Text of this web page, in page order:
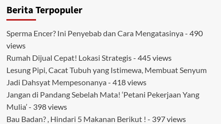
0203/Langkat
,Pembukaan
Capai
Persen
Berita Terpopuler
Sperma Encer? Ini Penyebab dan Cara Mengatasinya - 490
views
Rumah Dijual Cepat! Lokasi Strategis- 445 views
Lesung Pipi, Cacat Tubuh yang Istimewa, Membuat Senyum
Jadi Dahsyat Mempesonanya - 418 views
Jangan di Pandang Sebelah Mata! ‘Petani Pekerjaan Yang
Mulia’- 398 views
Bau Badan? , Hindari 5 Makanan Berikut ! - 397 views